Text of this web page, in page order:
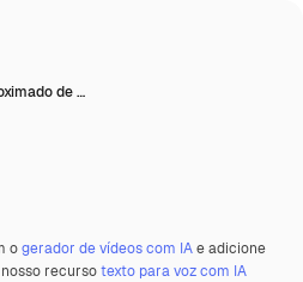
de …
ogerador de vídeos com IAe adicione
recursotexto para voz com IA